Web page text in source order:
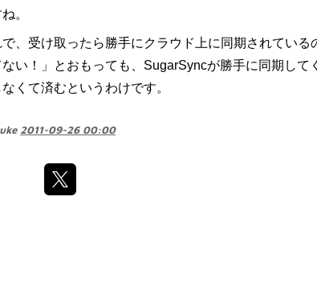
。
で、受け取ったら勝手にクラウド上に同期されている
ない！」とおもっても、SugarSyncが勝手に同期して
なくて済むというわけです。
2011-09-26 00:00